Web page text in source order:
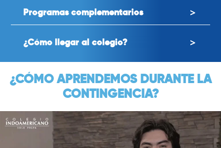
Programas complementarios
¿Cómo llegar al colegio?
¿CÓMO APRENDEMOS DURANTE LA
CONTINGENCIA?